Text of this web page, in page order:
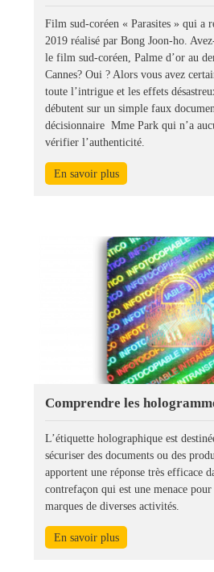
Film sud-coréen « Parasites » qui a
2019 réalisé par Bong Joon-ho.
le film sud-coréen, Palme d’or au
Cannes? Oui ? Alors vous avez
toute l’intrigue et les effets
débutent sur un simple faux
décisionnaire Mme Park qui n’a
vérifier l’authenticité.
En savoir plus
Comprendre les
L’étiquette holographique est
sécuriser des documents ou des
apportent une réponse très efficace
contrefaçon qui est une menace
marques de diverses activités.
En savoir plus